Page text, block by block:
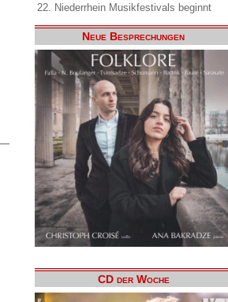
22. Niederrhein Musikfestivals beginnt
Neue Besprechungen
CD der Woche